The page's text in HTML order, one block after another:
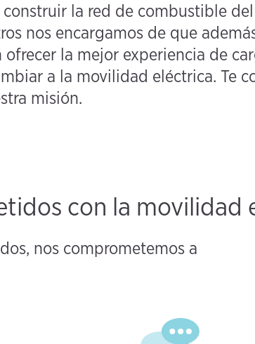
la red de combustible
nos encargamos de que
la mejor experiencia de
a la movilidad eléctrica. Te
misión.
con la movilidad
nos comprometemos a